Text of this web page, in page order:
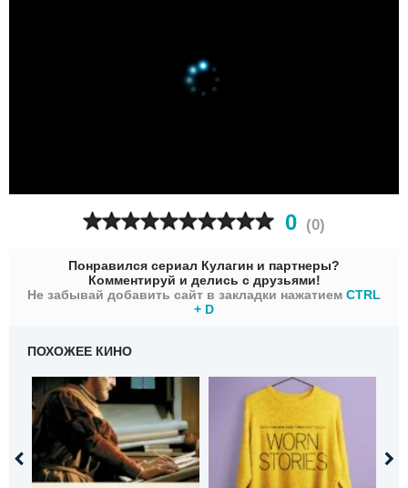
0 (0)
Понравился сериал Кулагин и партнеры?
Комментируй и делись с друзьями!
Не забывай добавить сайт в закладки нажатием CTRL
+ D
ПОХОЖЕЕ КИНО